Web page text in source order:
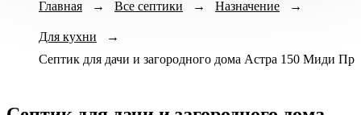
Модели септиков
Итал
ПРОДАЖ
ЕвроДиамант
Назначение
Для бани
Кол-во человек
6-8 чел
меню
Главная → Все септики → Назначение →
Для кухни
→
Септик для дачи и загородного дома Астра 150 Миди Пр